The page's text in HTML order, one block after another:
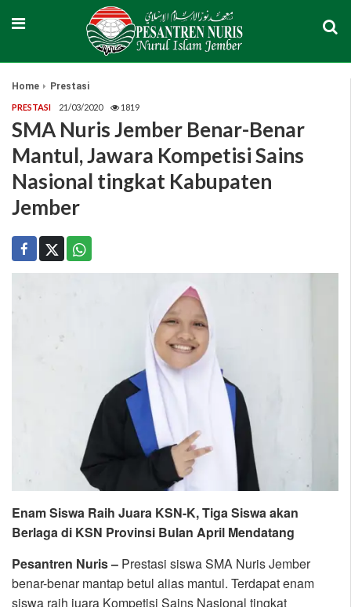
Home Prestasi
PRESTASI 21/03/2020 1819
SMA Nuris Jember Benar-Benar
Mantul, Jawara Kompetisi Sains
Nasional tingkat Kabupaten
Jember
Enam Siswa Raih Juara KSN-K, Tiga Siswa akan
Berlaga di KSN Provinsi Bulan April Mendatang
Pesantren Nuris – Prestasi siswa SMA Nuris Jember
benar-benar mantap betul alias mantul. Terdapat enam
siswa raih juara Kompetisi Sains Nasional tingkat